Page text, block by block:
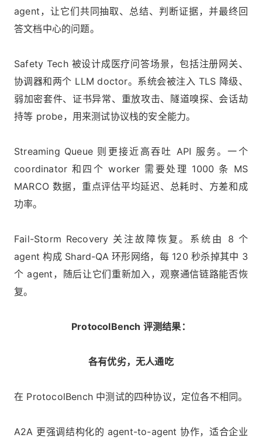
agent，让它们共同抽取、总结、判断证据，并最终回
答文档中心的问题。
Safety Tech 被设计成医疗问答场景，包括注册网关、
协调器和两个 LLM doctor。系统会被注入 TLS 降级、
弱加密套件、证书异常、重放攻击、隧道嗅探、会话劫
持等 probe，用来测试协议栈的安全能力。
Streaming Queue 则更接近高吞吐 API 服务。一个
coordinator 和四个 worker 需要处理 1000 条 MS
MARCO 数据，重点评估平均延迟、总耗时、方差和成
功率。
Fail-Storm Recovery 关注故障恢复。系统由 8 个
agent 构成 Shard-QA 环形网络，每 120 秒杀掉其中 3
个 agent，随后让它们重新加入，观察通信链路能否恢
复。
ProtocolBench 评测结果：
各有优劣，无人通吃
在 ProtocolBench 中测试的四种协议，定位各不相同。
A2A 更强调结构化的 agent-to-agent 协作，适合企业